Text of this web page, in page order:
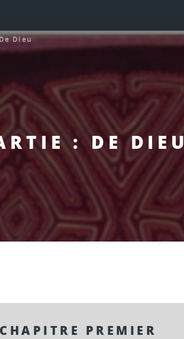
: DE DIEU
Dieu
CHAPITRE PREMIER